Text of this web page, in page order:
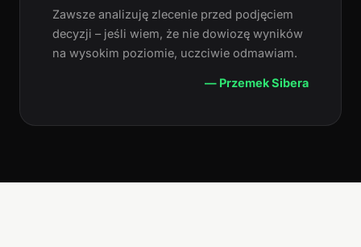
Zawsze analizuję zlecenie przed podjęciem
decyzji – jeśli wiem, że nie dowiozę wyników
na wysokim poziomie, uczciwie odmawiam.
— Przemek Sibera